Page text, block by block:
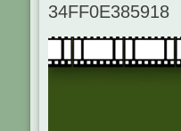
34FF0E385918